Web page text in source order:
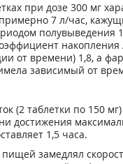
при дозе 300 мг
7 л/час,
полувыведения
накопления
от времени) 1,8, а
зависимый от
(2 таблетки по 150
достижения
1,5 часа.
замедлял